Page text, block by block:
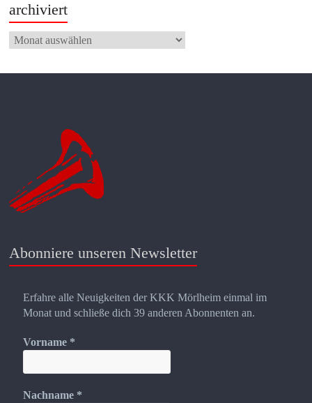
archiviert
archiviert
Abonniere unseren Newsletter
Erfahre alle Neuigkeiten der KKK Mörlheim einmal im
Monat und schließe dich 39 anderen Abonnenten an.
Vorname *
Nachname *